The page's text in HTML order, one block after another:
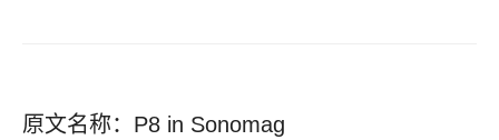
原文名称：P8 in Sonomag